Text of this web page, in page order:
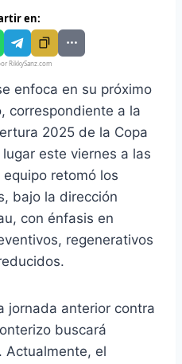
en:
RikkySanz.com
enfoca en su próximo
correspondiente a la
2025 de la Copa
este viernes a las
equipo retomó los
bajo la dirección
con énfasis en
regenerativos
jornada anterior contra
buscará
Actualmente, el